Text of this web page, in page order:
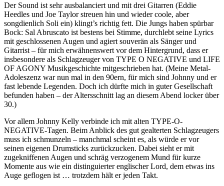
Der Sound ist sehr ausbalanciert und mit drei Gitarren (Eddie
Heedles und Joe Taylor streuen hin und wieder coole, aber
songdienlich Soli ein) klingt’s richtig fett. Die Jungs haben spürbar
Bock: Sal Abruscato ist bestens bei Stimme, durchlebt seine Lyrics
mit geschlossenen Augen und agiert souverän als Sänger und
Gitarrist – für mich erwähnenswert vor dem Hintergrund, dass er
insbesondere als Schlagzeuger von TYPE O NEGATIVE und LIFE
OF AGONY Musikgeschichte mitgeschrieben hat. (Meine Metal-
Adoleszenz war nun mal in den 90ern, für mich sind Johnny und er
fast lebende Legenden. Doch ich dürfte mich in guter Gesellschaft
befunden haben – der Altersschnitt lag an diesem Abend locker über
30.)
Vor allem Johnny Kelly verbinde ich mit alten TYPE-O-
NEGATIVE-Tagen. Beim Anblick des gut gealterten Schlagzeugers
muss ich schmunzeln – manchmal scheint es, als würde er vor
seinen eigenen Drumsticks zurückzucken. Dabei sieht er mit
zugekniffenen Augen und schräg verzogenem Mund für kurze
Momente aus wie ein distinguierter englischer Lord, dem etwas ins
Auge geflogen ist … trotzdem hält er jeden Takt.